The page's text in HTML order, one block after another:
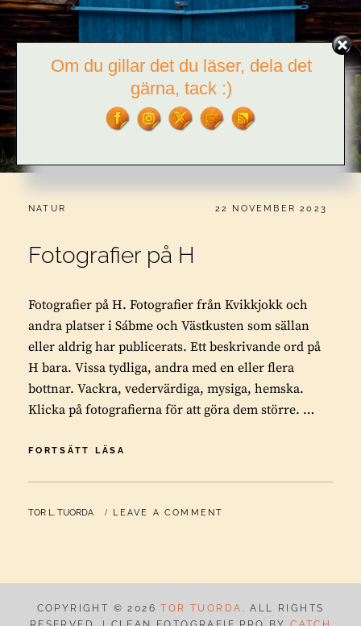
CATEGORIES:
NATUR PUBLICERAT
22 NOVEMBER 2023
Fotografier på H
Fotografier på H. Fotografier från Kvikkjokk och
andra platser i Sábme och Västkusten som sällan
eller aldrig har publicerats. Ett beskrivande ord på
H bara. Vissa tydliga, andra med en eller flera
bottnar. Vackra, vedervärdiga, mysiga, hemska.
Klicka på fotografierna för att göra dem större. …
FORTSÄTT LÄSA
H
BY
TOR L. TUORDA LEAVE A COMMENT
COPYRIGHT © 2026TOR TUORDA . ALL RIGHTS
Om du gillar det du läser, dela det
gärna, tack :)